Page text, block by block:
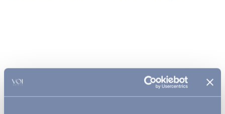
SCOPRI LE MIGLIORI
PROPOSTE PER LA TUA
VACANZA DA SOGNO E